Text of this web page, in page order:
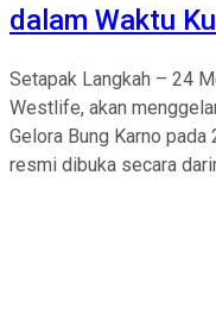
dalam Waktu
Setapak Langkah – 24
Westlife, akan
Gelora Bung Karno
resmi dibuka secara